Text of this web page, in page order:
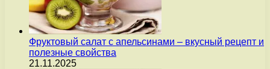
Фруктовый салат с апельсинами – вкусный рецепт и
полезные свойства
21.11.2025